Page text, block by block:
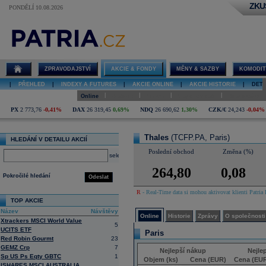
PONDĚLÍ 10.08.2026
Thales online
ZPRAVODAJSTVÍ AKCIE & FONDY MĚNY & SAZBY
PŘEHLED INDEXY A FUTURES AKCIE ONLINE AKCIE HISTORIE
Online
PX 2 773,76 -0,41% DAX 26 319,45 0,69% NDQ 26 690,62 1,30% CZK/€ 24,243 -0,04%
HLEDÁNÍ V DETAILU AKCIÍ
select
Odeslat
Pokročilé hledání
TOP AKCIE
Název
Návštěvy
Xtrackers MSCI World Value
UCITS ETF
5
Red Robin Gourmt
23
GEMZ Crp
7
Sp US Ps Eqty GBTC
1
Thales (TCFP.PA, Paris)
Poslední obchod Změna (%)
264,80 0,08
R - Real-Time data si mohou aktivovat klienti
Online Historie Zprávy O společnosti
Paris
Nejlepší nákup
Objem (ks)
Cena (EUR)
Cena